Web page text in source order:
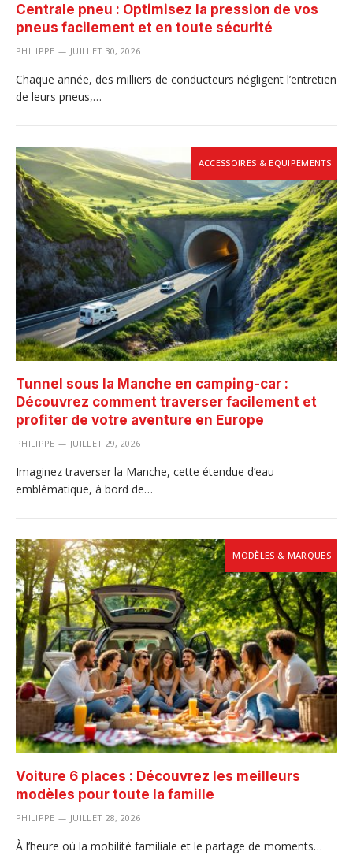
Centrale pneu : Optimisez la pression de vos
pneus facilement et en toute sécurité
PHILIPPE JUILLET 30, 2026
Chaque année, des milliers de conducteurs négligent l’entretien
de leurs pneus,…
ACCESSOIRES & EQUIPEMENTS
Tunnel sous la Manche en camping-car :
Découvrez comment traverser facilement et
profiter de votre aventure en Europe
PHILIPPE JUILLET 29, 2026
Imaginez traverser la Manche, cette étendue d’eau
emblématique, à bord de…
MODÈLES & MARQUES
Voiture 6 places : Découvrez les meilleurs
modèles pour toute la famille
PHILIPPE JUILLET 28, 2026
À l’heure où la mobilité familiale et le partage de moments…